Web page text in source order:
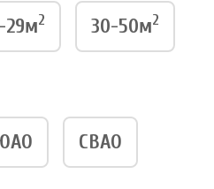
29м2 30-50м2
СВАО